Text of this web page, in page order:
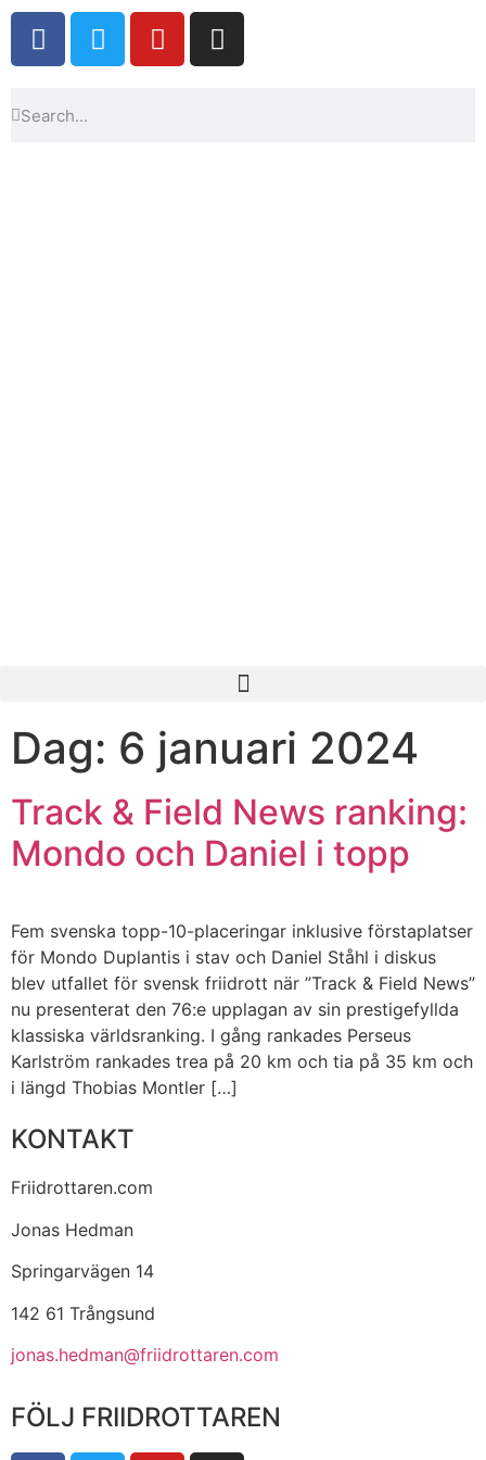
Dag: 6 januari 2024
Track & Field News ranking:
Mondo och Daniel i topp
Fem svenska topp-10-placeringar inklusive förstaplatser
för Mondo Duplantis i stav och Daniel Ståhl i diskus
blev utfallet för svensk friidrott när ”Track & Field News”
nu presenterat den 76:e upplagan av sin prestigefyllda
klassiska världsranking. I gång rankades Perseus
Karlström rankades trea på 20 km och tia på 35 km och
i längd Thobias Montler […]
KONTAKT
Friidrottaren.com
Jonas Hedman
Springarvägen 14
142 61 Trångsund
jonas.hedman@friidrottaren.com
FÖLJ FRIIDROTTAREN